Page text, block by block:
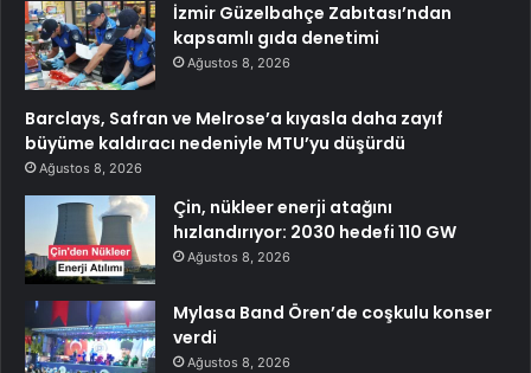
İzmir Güzelbahçe Zabıtası’ndan
kapsamlı gıda denetimi
Ağustos 8, 2026
Barclays, Safran ve Melrose’a kıyasla daha zayıf
büyüme kaldıracı nedeniyle MTU’yu düşürdü
Ağustos 8, 2026
Çin, nükleer enerji atağını
hızlandırıyor: 2030 hedefi 110 GW
Ağustos 8, 2026
Mylasa Band Ören’de coşkulu konser
verdi
Ağustos 8, 2026